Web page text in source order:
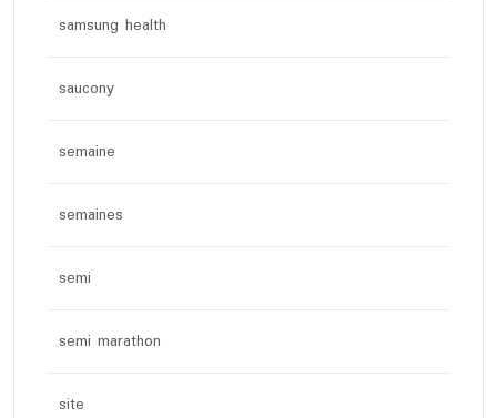
samsung health
saucony
semaine
semaines
semi
semi marathon
site